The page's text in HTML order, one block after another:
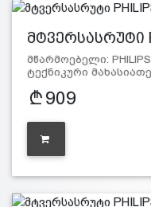
მტვერსასრუტი
მწარმოებელი:
ტექნიკური
909